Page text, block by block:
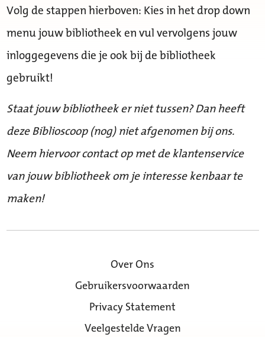
Volg de stappen hierboven: Kies in het drop down
menu jouw bibliotheek en vul vervolgens jouw
inloggegevens die je ook bij de bibliotheek
gebruikt!
Staat jouw bibliotheek er niet tussen? Dan heeft
deze Biblioscoop (nog) niet afgenomen bij ons.
Neem hiervoor contact op met de klantenservice
van jouw bibliotheek om je interesse kenbaar te
maken!
Over Ons
Gebruikersvoorwaarden
Privacy Statement
Veelgestelde Vragen